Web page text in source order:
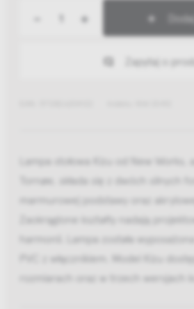
+
Zapytaj o
Lampa stołowa Kizu od New Works,
Tornøe, składa się z dwóch silnych
marmurowej podstawy oraz
Zaokrąglone kształty nadają
harmonii. Lampa została
PVC z włącznikiem. Model Kizu
rozmiarach oraz w trzech wersjach